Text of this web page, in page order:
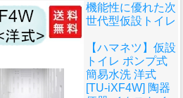
機能性に優れた次
世代型仮設トイレ
【ハマネツ】仮設
トイレ ポンプ式
簡易水洗 洋式
[TU-iXF4W] 陶器